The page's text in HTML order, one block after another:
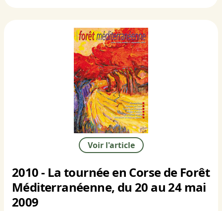
Voir l'article
2010 - La tournée en Corse de Forêt
Méditerranéenne, du 20 au 24 mai
2009